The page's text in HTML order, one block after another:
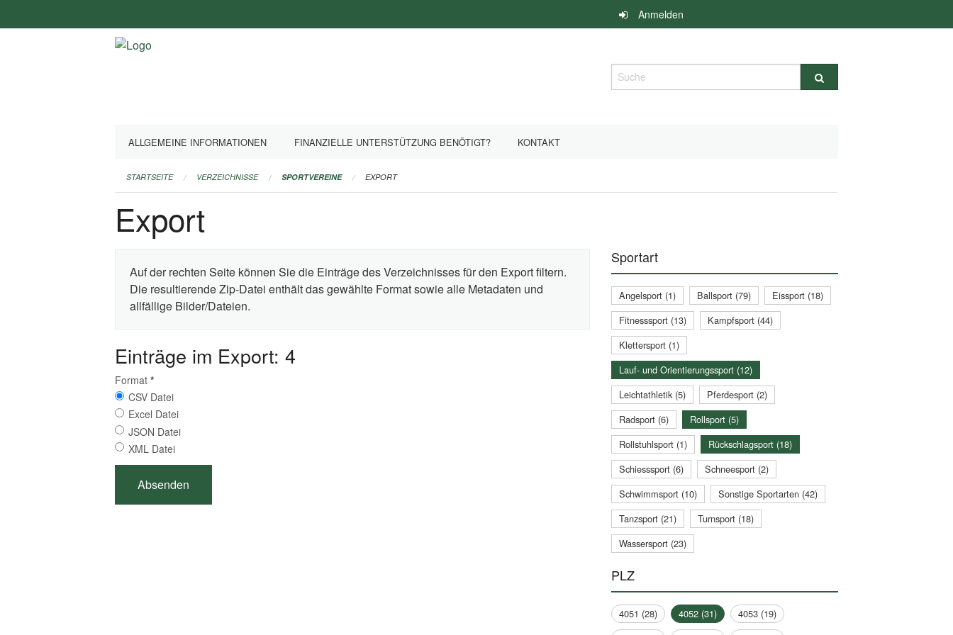
überspringen
Anmelden
Suche
ALLGEMEINE INFORMATIONEN FINANZIELLE UNTERSTÜTZUNG BENÖTIGT? KONTAKT
STARTSEITE VERZEICHNISSE SPORTVEREINE EXPORT
Export
Auf der rechten Seite können Sie die Einträge des Verzeichnisses für den Export filtern.
Die resultierende Zip-Datei enthält das gewählte Format sowie alle Metadaten und
allfällige Bilder/Dateien.
Einträge im Export: 4
Format *
CSV Datei
Excel Datei
JSON Datei
XML Datei
Sportart
Angelsport (1) Ballsport (79)
Eissport (18)
Fitnesssport (13)
Kampfsport (44)
Klettersport (1)
Lauf- und Orientierungssport (12)
Leichtathletik (5)
Pferdesport (2)
Radsport (6)
Rollsport (5)
Rollstuhlsport (1)
Rückschlagsport (18)
Schiesssport (6)
Schneesport (2)
Schwimmsport (10)
Sonstige Sportarten (42)
Tanzsport (21)
Turnsport (18)
Wassersport (23)
PLZ
4051 (28) 4052 (31)
4053 (19)